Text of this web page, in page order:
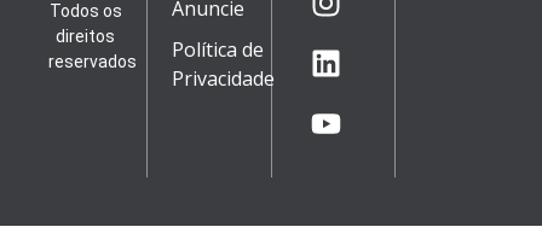
Todos os
direitos
reservados
Anuncie
Política de
Privacidade